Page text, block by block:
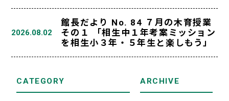
2026.08.02
館長だより No. 84 ７月の木育授業
その１ 「相生中１年考案ミッション
を相生小３年・５年生と楽しもう」
CATEGORY ARCHIVE